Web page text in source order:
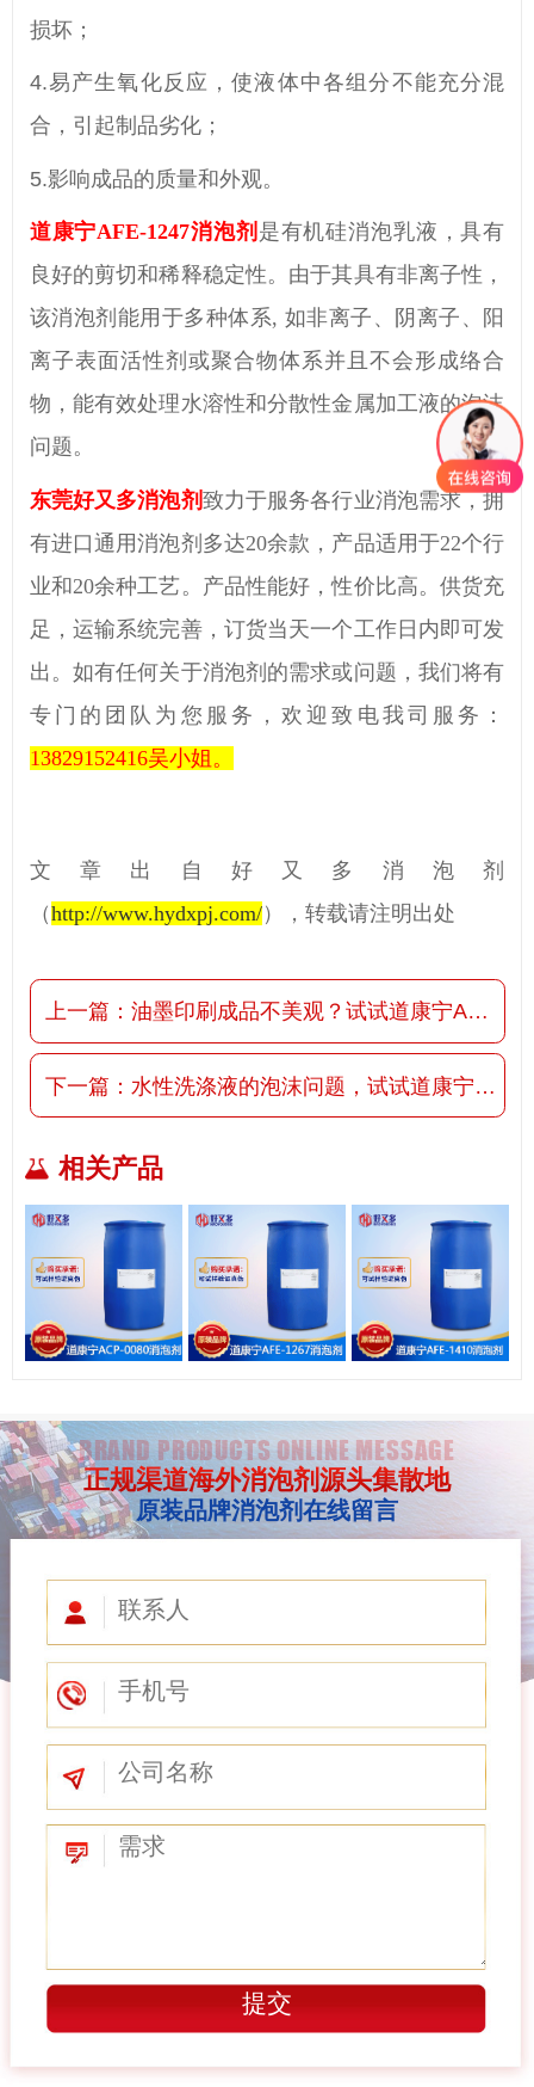
损坏；
4.易产生氧化反应，使液体中各组分不能充分混
合，引起制品劣化；
5.影响成品的质量和外观。
道康宁AFE-1247消泡剂 是有机硅消泡乳液，具有
良好的剪切和稀释稳定性。由于其具有非离子性，
该消泡剂能用于多种体系, 如非离子、阴离子、阳
离子表面活性剂或聚合物体系并且不会形成络合
物，能有效处理水溶性和分散性金属加工液的泡沫
问题。
东莞好又多消泡剂致力于服务各行业消泡需求，拥
有进口通用消泡剂多达20余款，产品适用于22个行
业和20余种工艺。产品性能好，性价比高。供货充
足，运输系统完善，订货当天一个工作日内即可发
出。如有任何关于消泡剂的需求或问题，我们将有
专门的团队为您服务，欢迎致电我司服务：
13829152416吴小姐。
文章出自好又多消泡剂
（http://www.hydxpj.com/） ，转载请注明出处
上一篇： 油墨印刷成品不美观？试试道康宁AFE-1247消泡剂
下一篇： 水性洗涤液的泡沫问题，试试道康宁AFE-7610消泡剂
相关产品
BRAND PRODUCTS ONLINE MESSAGE
正规渠道海外消泡剂源头集散地
原装品牌消泡剂在线留言